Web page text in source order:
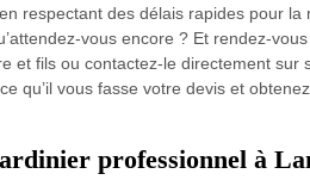
respectant des délais rapides pour
vous encore ? Et rendez-
et fils ou contactez-le directement
qu’il vous fasse votre devis et
professionnel à